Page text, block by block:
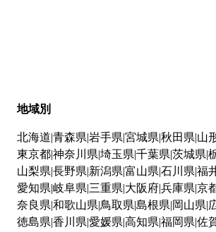
地域別
北海道 青森県 岩手県 宮城県 秋田県 山
東京都神奈川県 埼玉県 千葉県 茨城県
山梨県 長野県 新潟県 富山県 石川県 福
愛知県 岐阜県 三重県 大阪府兵庫県 京
奈良県 和歌山県 鳥取県 島根県 岡山県
徳島県 香川県 愛媛県 高知県 福岡県 佐